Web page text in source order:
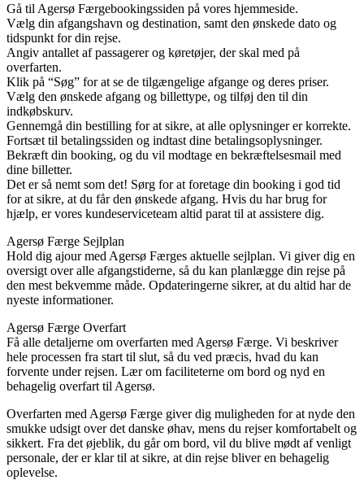
Gå til Agersø Færgebookingssiden på vores hjemmeside.
Vælg din afgangshavn og destination, samt den ønskede dato og
tidspunkt for din rejse.
Angiv antallet af passagerer og køretøjer, der skal med på
overfarten.
Klik på “Søg” for at se de tilgængelige afgange og deres priser.
Vælg den ønskede afgang og billettype, og tilføj den til din
indkøbskurv.
Gennemgå din bestilling for at sikre, at alle oplysninger er korrekte.
Fortsæt til betalingssiden og indtast dine betalingsoplysninger.
Bekræft din booking, og du vil modtage en bekræftelsesmail med
dine billetter.
Det er så nemt som det! Sørg for at foretage din booking i god tid
for at sikre, at du får den ønskede afgang. Hvis du har brug for
hjælp, er vores kundeserviceteam altid parat til at assistere dig.
Agersø Færge Sejlplan
Hold dig ajour med Agersø Færges aktuelle sejlplan. Vi giver dig en
oversigt over alle afgangstiderne, så du kan planlægge din rejse på
den mest bekvemme måde. Opdateringerne sikrer, at du altid har de
nyeste informationer.
Agersø Færge Overfart
Få alle detaljerne om overfarten med Agersø Færge. Vi beskriver
hele processen fra start til slut, så du ved præcis, hvad du kan
forvente under rejsen. Lær om faciliteterne om bord og nyd en
behagelig overfart til Agersø.
Overfarten med Agersø Færge giver dig muligheden for at nyde den
smukke udsigt over det danske øhav, mens du rejser komfortabelt og
sikkert. Fra det øjeblik, du går om bord, vil du blive mødt af venligt
personale, der er klar til at sikre, at din rejse bliver en behagelig
oplevelse.